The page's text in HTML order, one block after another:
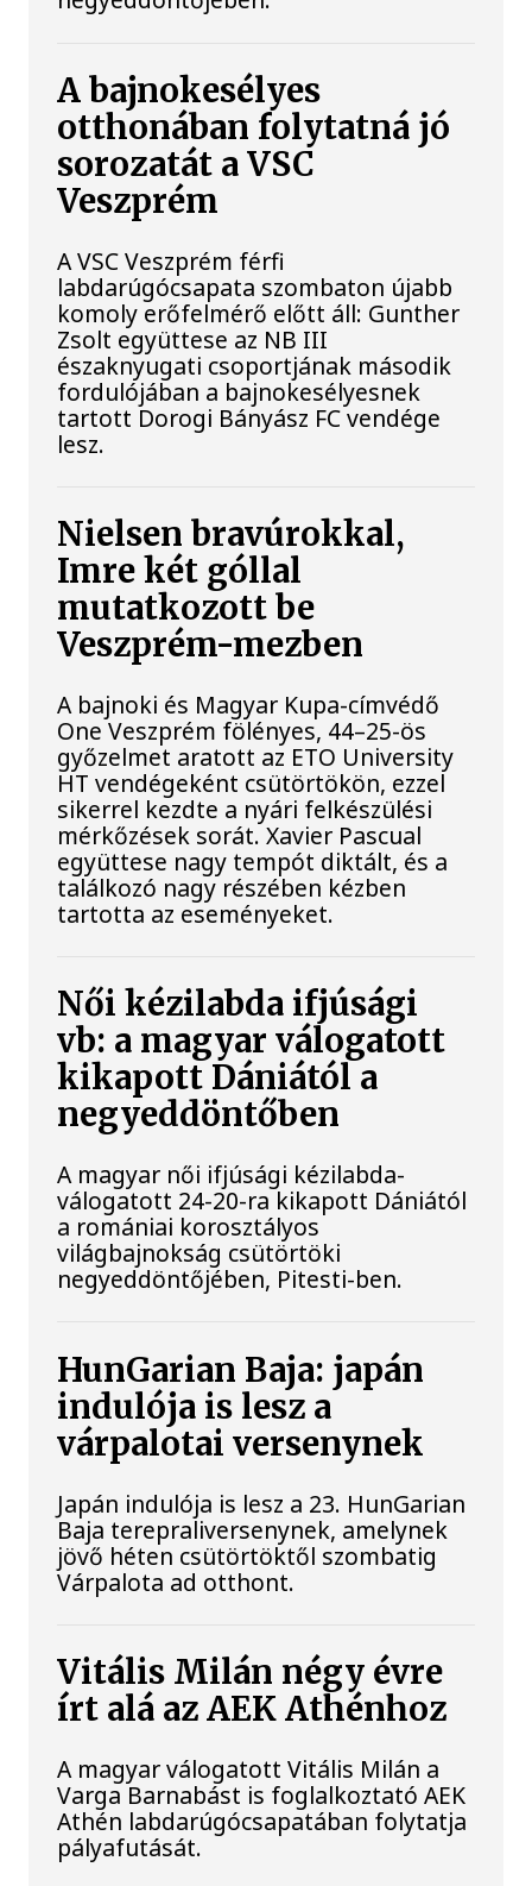
A bajnokesélyes
otthonában folytatná jó
sorozatát a VSC
Veszprém
A VSC Veszprém férfi
labdarúgócsapata szombaton újabb
komoly erőfelmérő előtt áll: Gunther
Zsolt együttese az NB III
északnyugati csoportjának második
fordulójában a bajnokesélyesnek
tartott Dorogi Bányász FC vendége
lesz.
Nielsen bravúrokkal,
Imre két góllal
mutatkozott be
Veszprém-mezben
A bajnoki és Magyar Kupa-címvédő
One Veszprém fölényes, 44–25-ös
győzelmet aratott az ETO University
HT vendégeként csütörtökön, ezzel
sikerrel kezdte a nyári felkészülési
mérkőzések sorát. Xavier Pascual
együttese nagy tempót diktált, és a
találkozó nagy részében kézben
tartotta az eseményeket.
Női kézilabda ifjúsági
vb: a magyar válogatott
kikapott Dániától a
negyeddöntőben
A magyar női ifjúsági kézilabda-
válogatott 24-20-ra kikapott Dániától
a romániai korosztályos
világbajnokság csütörtöki
negyeddöntőjében, Pitesti-ben.
HunGarian Baja: japán
indulója is lesz a
várpalotai versenynek
Japán indulója is lesz a 23. HunGarian
Baja terepraliversenynek, amelynek
jövő héten csütörtöktől szombatig
Várpalota ad otthont.
Vitális Milán négy évre
írt alá az AEK Athénhoz
A magyar válogatott Vitális Milán a
Varga Barnabást is foglalkoztató AEK
Athén labdarúgócsapatában folytatja
pályafutását.